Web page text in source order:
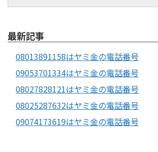
最新記事
08013891158はヤミ金の電話番号
09053701334はヤミ金の電話番号
08027828121はヤミ金の電話番号
08025287632はヤミ金の電話番号
09074173619はヤミ金の電話番号